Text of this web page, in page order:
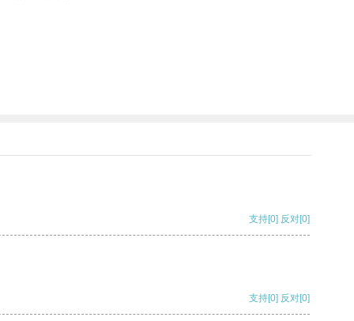
支持[0] 反对[0]
支持[0] 反对[0]